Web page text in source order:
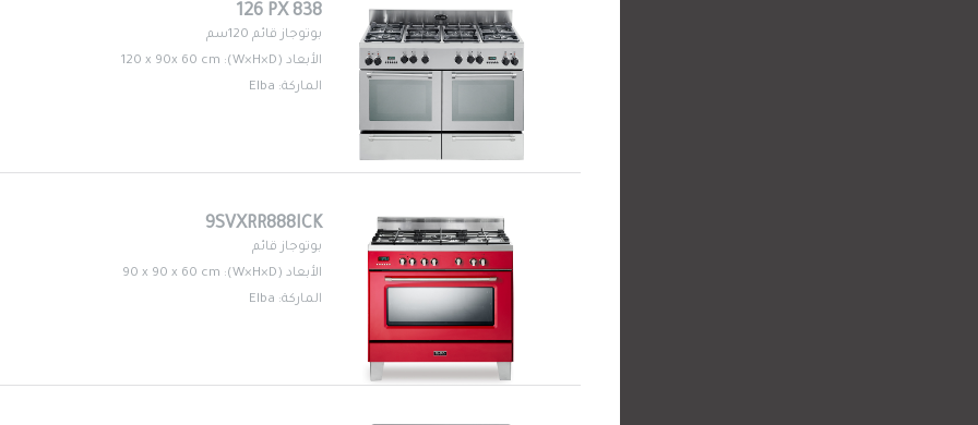
126 PX 838
بوتوجاز قائم 120سم
الأبعاد (W×H×D): 120 x 90x 60 cm
الماركة: Elba
9SVXRR888ICK
بوتوجاز قائم
الأبعاد (W×H×D): 90 x 90 x 60 cm
الماركة: Elba